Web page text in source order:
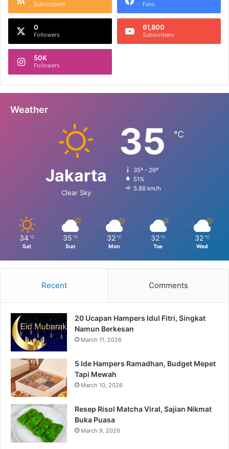
Subscribers Fans
0
Followers
61,800
Subscribers
50K
Followers
Weather
Jakarta
Clear Sky
35 ℃
35º - 26º
51%
5.88 km/h
34 ℃
Sat
35 ℃
Sun
32 ℃
Mon
32 ℃
Tue
32 ℃
Wed
Recent Comments
20 Ucapan Hampers Idul Fitri, Singkat
Namun Berkesan
March 11, 2026
5 Ide Hampers Ramadhan, Budget Mepet
Tapi Mewah
March 10, 2026
Resep Risol Matcha Viral, Sajian Nikmat
Buka Puasa
March 9, 2026